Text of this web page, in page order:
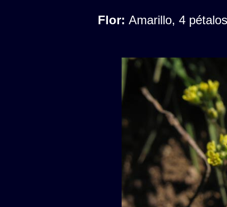
Flor: Amarillo, 4 pétalos